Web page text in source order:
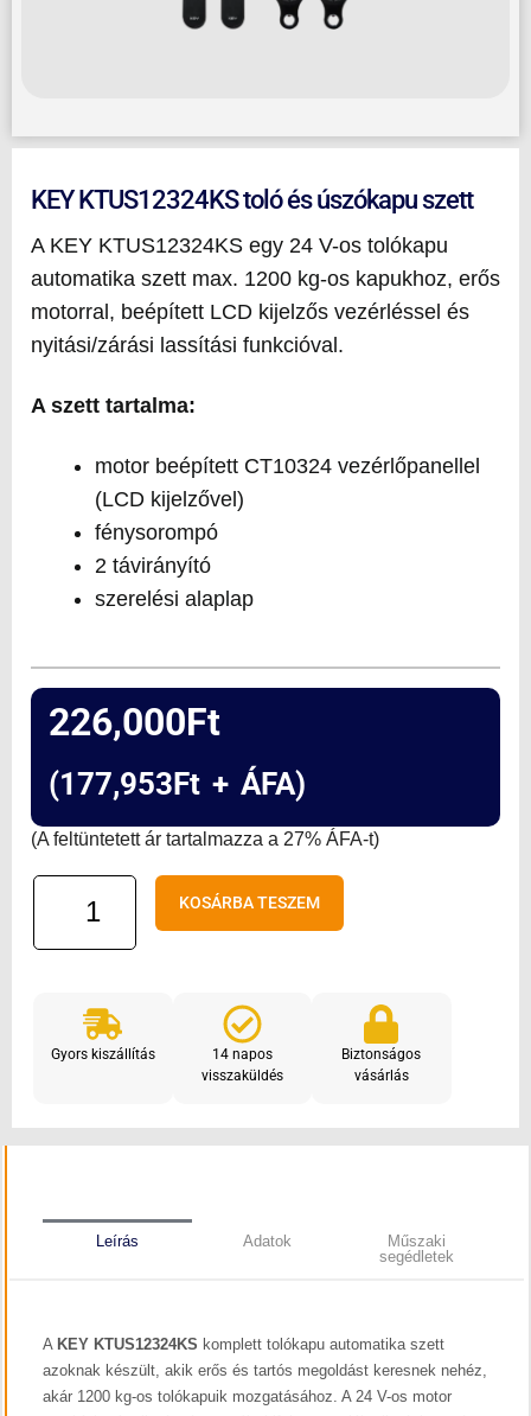
KEY KTUS12324KS toló és úszókapu szett
A KEY KTUS12324KS egy 24 V-os tolókapu
automatika szett max. 1200 kg-os kapukhoz, erős
motorral, beépített LCD kijelzős vezérléssel és
nyitási/zárási lassítási funkcióval.
A szett tartalma:
motor beépített CT10324 vezérlőpanellel
(LCD kijelzővel)
fénysorompó
2 távirányító
szerelési alaplap
226,000Ft
(177,953Ft + ÁFA)
(A feltüntetett ár tartalmazza a 27% ÁFA-t)
KTUS12324KS
toló
úszókapu
mennyiség
KOSÁRBA TESZEM
Gyors kiszállítás
14 napos
visszaküldés
Biztonságos
vásárlás
Leírás Adatok
Műszaki
segédletek
A KEY KTUS12324KS komplett tolókapu automatika szett
azoknak készült, akik erős és tartós megoldást keresnek nehéz,
akár 1200 kg-os tolókapuik mozgatásához. A 24 V-os motor